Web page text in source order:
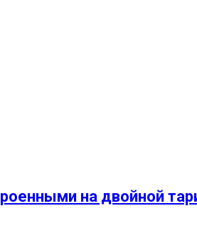
на двойной